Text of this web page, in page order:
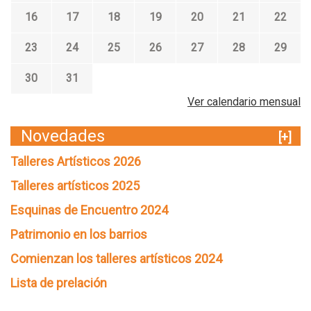
16 17 18 19 20 21 22
23 24 25 26 27 28 29
30
31
Ver calendario mensual
Novedades
[+]
Talleres Artísticos 2026
Talleres artísticos 2025
Esquinas de Encuentro 2024
Patrimonio en los barrios
Comienzan los talleres artísticos 2024
Lista de prelación